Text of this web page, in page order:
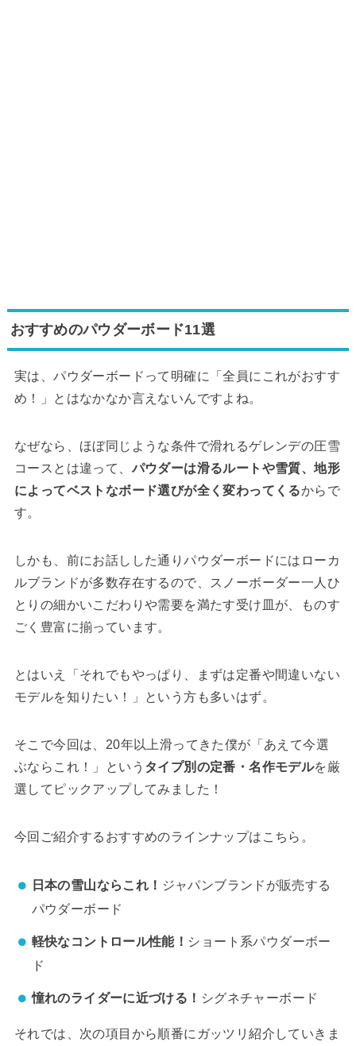
おすすめのパウダーボード11選
実は、パウダーボードって明確に「全員にこれがおすす
め！」とはなかなか言えないんですよね。
なぜなら、ほぼ同じような条件で滑れるゲレンデの圧雪
コースとは違って、 パウダーは滑るルートや雪質、地形
によってベストなボード選びが全く変わってくるからで
す。
しかも、前にお話しした通りパウダーボードにはローカ
ルブランドが多数存在するので、スノーボーダー一人ひ
とりの細かいこだわりや需要を満たす受け皿が、ものす
ごく豊富に揃っています。
とはいえ「それでもやっぱり、まずは定番や間違いない
モデルを知りたい！」という方も多いはず。
そこで今回は、20年以上滑ってきた僕が「あえて今選
ぶならこれ！」という タイプ別の定番・名作モデルを厳
選してピックアップしてみました！
今回ご紹介するおすすめのラインナップはこちら。
日本の雪山ならこれ！ ジャパンブランドが販売する
パウダーボード
軽快なコントロール性能！ ショート系パウダーボー
ド
憧れのライダーに近づける！ シグネチャーボード
それでは、次の項目から順番にガッツリ紹介していきま